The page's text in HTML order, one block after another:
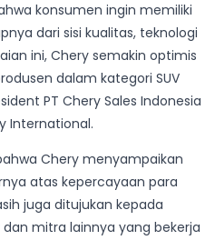
konsumen ingin memiliki
dari sisi kualitas, teknologi
ini, Chery semakin optimis
dalam kategori SUV
PT Chery Sales Indonesia
International.
Chery menyampaikan
atas kepercayaan para
juga ditujukan kepada
mitra lainnya yang bekerja